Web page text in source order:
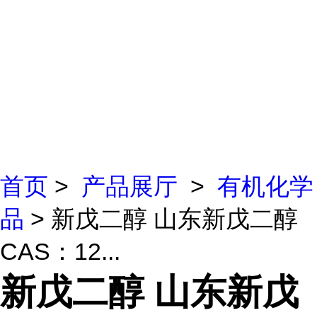
首页 > 产品展厅 > 有机化学
品 > 新戊二醇 山东新戊二醇
CAS：12...
新戊二醇 山东新戊